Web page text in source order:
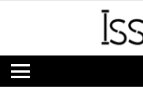
Menu